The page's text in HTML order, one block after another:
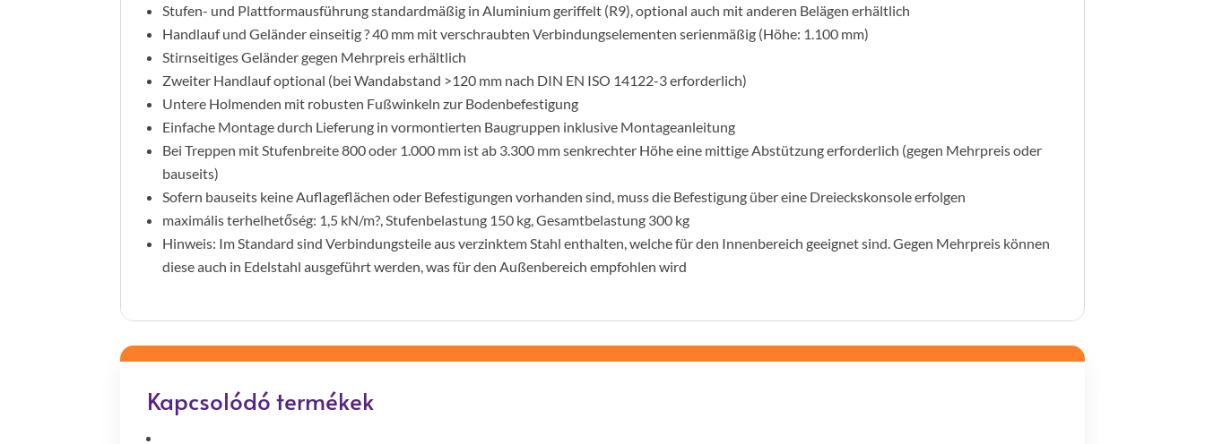
Stufen- und Plattformausführung standardmäßig in Aluminium geriffelt (R9), optional auch mit anderen Belägen erhältlich
Handlauf und Geländer einseitig ? 40 mm mit verschraubten Verbindungselementen serienmäßig (Höhe: 1.100 mm)
Stirnseitiges Geländer gegen Mehrpreis erhältlich
Zweiter Handlauf optional (bei Wandabstand >120 mm nach DIN EN ISO 14122-3 erforderlich)
Untere Holmenden mit robusten Fußwinkeln zur Bodenbefestigung
Einfache Montage durch Lieferung in vormontierten Baugruppen inklusive Montageanleitung
Bei Treppen mit Stufenbreite 800 oder 1.000 mm ist ab 3.300 mm senkrechter Höhe eine mittige Abstützung erforderlich (gegen Mehrpreis oder
bauseits)
Sofern bauseits keine Auflageflächen oder Befestigungen vorhanden sind, muss die Befestigung über eine Dreieckskonsole erfolgen
maximális terhelhetőség: 1,5 kN/m?, Stufenbelastung 150 kg, Gesamtbelastung 300 kg
Hinweis: Im Standard sind Verbindungsteile aus verzinktem Stahl enthalten, welche für den Innenbereich geeignet sind. Gegen Mehrpreis können
diese auch in Edelstahl ausgeführt werden, was für den Außenbereich empfohlen wird
Kapcsolódó termékek